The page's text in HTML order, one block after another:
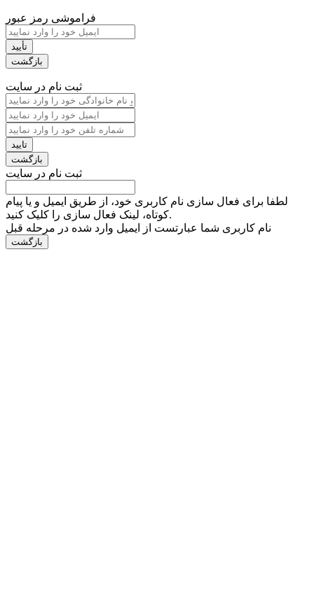
فراموشی رمز عبور
ثبت نام در سایت
ثبت نام در سایت
لطفا برای فعال سازی نام کاربری خود، از طریق ایمیل و یا پیام
کوتاه، لینک فعال سازی را کلیک کنید.
نام کاربری شما عبارتست از ایمیل وارد شده در مرحله قبل